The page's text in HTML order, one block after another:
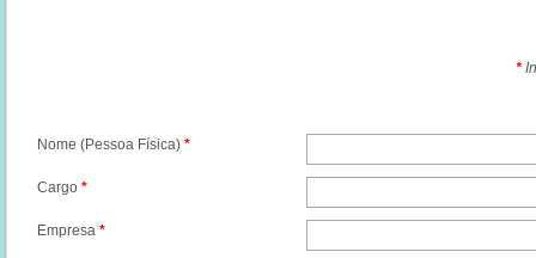
*
Nome (Pessoa Física) *
Cargo *
Empresa *